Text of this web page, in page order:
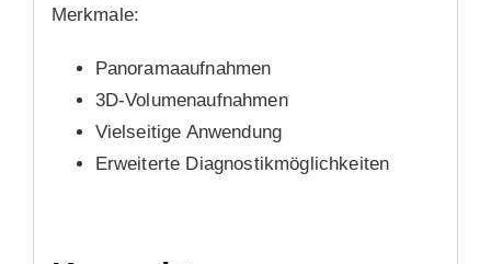
Merkmale:
Panoramaaufnahmen
3D-Volumenaufnahmen
Vielseitige Anwendung
Erweiterte Diagnostikmöglichkeiten